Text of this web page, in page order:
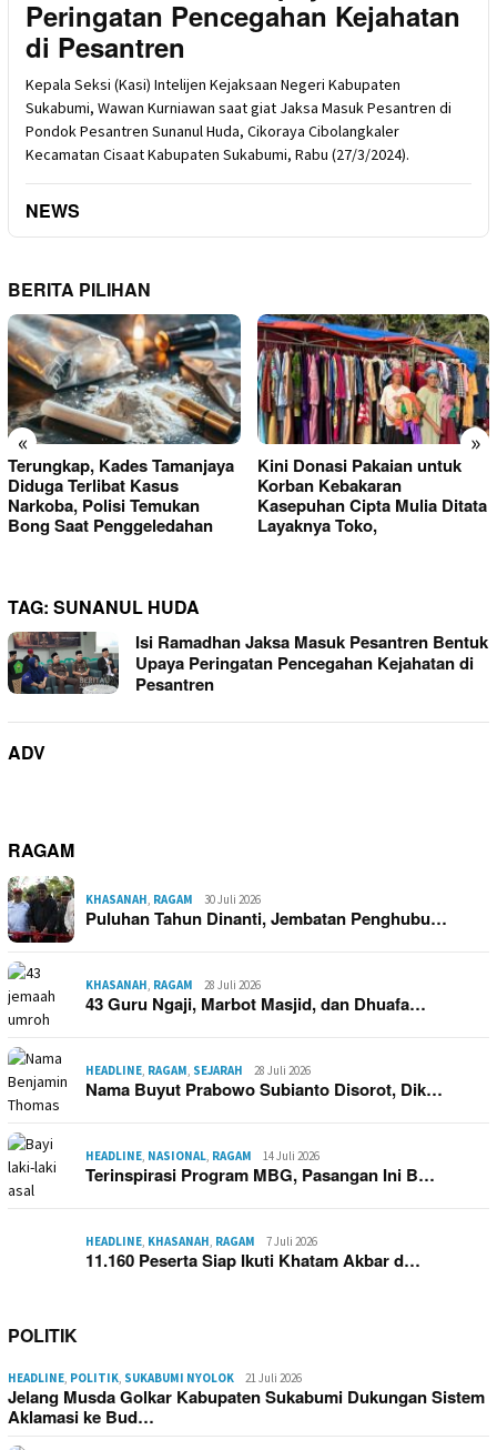
Peringatan Pencegahan Kejahatan
di Pesantren
Kepala Seksi (Kasi) Intelijen Kejaksaan Negeri Kabupaten
Sukabumi, Wawan Kurniawan saat giat Jaksa Masuk Pesantren di
Pondok Pesantren Sunanul Huda, Cikoraya Cibolangkaler
Kecamatan Cisaat Kabupaten Sukabumi, Rabu (27/3/2024).
NEWS
BERITA PILIHAN
« »
Terungkap, Kades Tamanjaya
Diduga Terlibat Kasus
Narkoba, Polisi Temukan
Bong Saat Penggeledahan
Kini Donasi Pakaian untuk
Korban Kebakaran
Kasepuhan Cipta Mulia Ditata
Layaknya Toko,
TAG: SUNANUL HUDA
Isi Ramadhan Jaksa Masuk Pesantren Bentuk
Upaya Peringatan Pencegahan Kejahatan di
Pesantren
ADV
RAGAM
KHASANAH, RAGAM 30 Juli 2026
Puluhan Tahun Dinanti, Jembatan Penghubu…
KHASANAH, RAGAM 28 Juli 2026
43 Guru Ngaji, Marbot Masjid, dan Dhuafa…
HEADLINE, RAGAM, SEJARAH 28 Juli 2026
Nama Buyut Prabowo Subianto Disorot, Dik…
HEADLINE, NASIONAL, RAGAM 14 Juli 2026
Terinspirasi Program MBG, Pasangan Ini B…
HEADLINE, KHASANAH, RAGAM 7 Juli 2026
11.160 Peserta Siap Ikuti Khatam Akbar d…
POLITIK
HEADLINE, POLITIK, SUKABUMI NYOLOK 21 Juli 2026
Jelang Musda Golkar Kabupaten Sukabumi Dukungan Sistem
Aklamasi ke Bud…